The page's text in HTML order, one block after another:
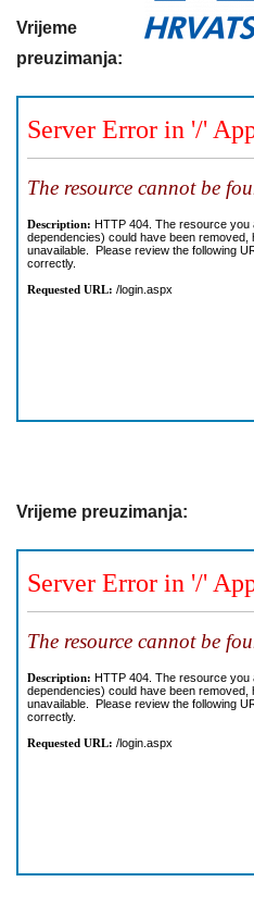
Vrijeme
preuzimanja:
Vrijeme preuzimanja: